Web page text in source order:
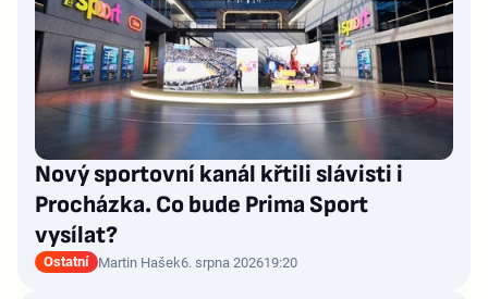
Nový sportovní kanál křtili slávisti i
Procházka. Co bude Prima Sport
vysílat?
Ostatní Martin Hašek6. srpna 202619:20